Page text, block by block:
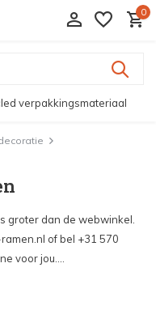
0
winkel in Deventer
groter dan de webwinkel.
of bel +31 570
voor jou....